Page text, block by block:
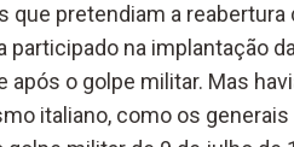
que pretendiam a
na implantação
o golpe militar. Mas
italiano, como os generais